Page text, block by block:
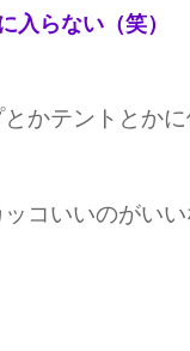
入らない（笑）
かテントとか
コいいのがい